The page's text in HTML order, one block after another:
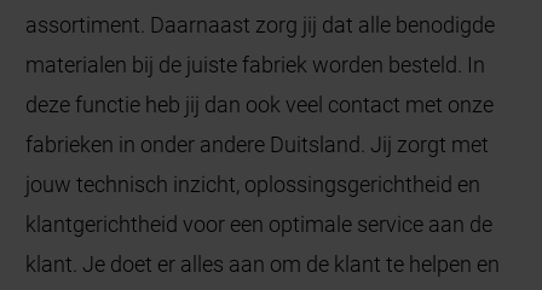
assortiment. Daarnaast zorg jij dat alle benodigde
materialen bij de juiste fabriek worden besteld. In
deze functie heb jij dan ook veel contact met onze
fabrieken in onder andere Duitsland. Jij zorgt met
jouw technisch inzicht, oplossingsgerichtheid en
klantgerichtheid voor een optimale service aan de
klant. Je doet er alles aan om de klant te helpen en